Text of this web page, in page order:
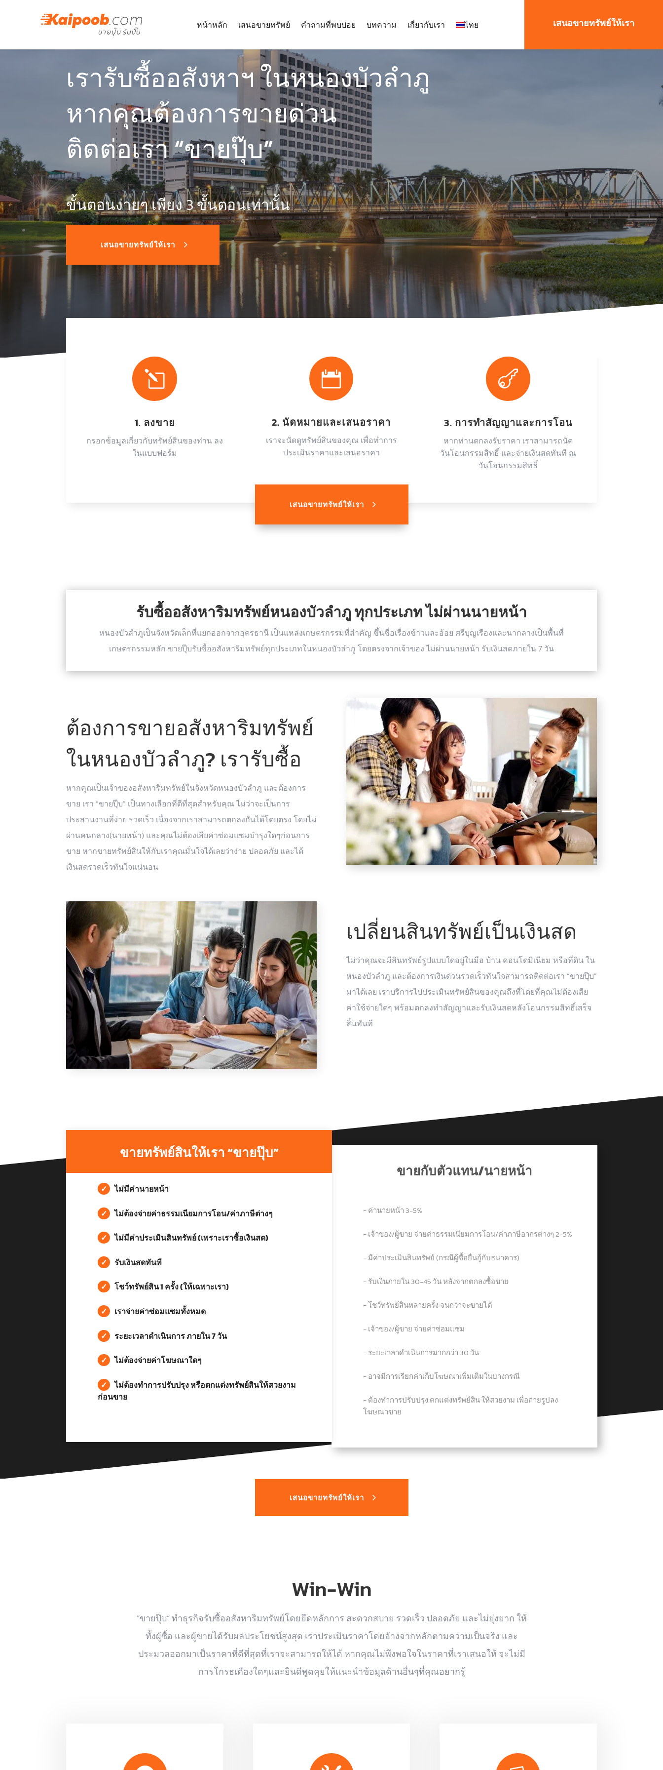
หน้าหลัก เสนอขายทรัพย์ คำถามที่พบบ่อย บทความ เกี่ยวกับเรา ไทย เสนอขายทรัพย์ให้เรา
เรารับซื้ออสังหาฯ ในหนองบัวลำภู
หากคุณต้องการขายด่วน
ติดต่อเรา “ขายปุ๊บ”
ขั้นตอนง่ายๆ เพียง 3 ขั้นตอนเท่านั้น
เสนอขายทรัพย์ให้เรา
l
1. ลงขาย
กรอกข้อมูลเกี่ยวกับทรัพย์สินของท่าน ลง
ในแบบฟอร์ม

2. นัดหมายและเสนอราคา
เราจะนัดดูทรัพย์สินของคุณ เพื่อทำการ
ประเมินราคาและเสนอราคา

3. การทำสัญญาและการโอน
หากท่านตกลงรับราคา เราสามารถนัด
วันโอนกรรมสิทธิ์ และจ่ายเงินสดทันที ณ
วันโอนกรรมสิทธิ์
เสนอขายทรัพย์ให้เรา
รับซื้ออสังหาริมทรัพย์หนองบัวลำภู ทุกประเภท ไม่ผ่านนายหน้า
หนองบัวลำภูเป็นจังหวัดเล็กที่แยกออกจากอุดรธานี เป็นแหล่งเกษตรกรรมที่สำคัญ ขึ้นชื่อเรื่องข้าวและอ้อย ศรีบุญเรืองและนากลางเป็นพื้นที่
เกษตรกรรมหลัก ขายปุ๊บรับซื้ออสังหาริมทรัพย์ทุกประเภทในหนองบัวลำภู โดยตรงจากเจ้าของ ไม่ผ่านนายหน้า รับเงินสดภายใน 7 วัน
ต้องการขายอสังหาริมทรัพย์
ในหนองบัวลำภู? เรารับซื้อ
หากคุณเป็นเจ้าของอสังหาริมทรัพย์ในจังหวัดหนองบัวลำภู และต้องการ
ขาย เรา “ขายปุ๊บ” เป็นทางเลือกที่ดีที่สุดสำหรับคุณ ไม่ว่าจะเป็นการ
ประสานงานที่ง่าย รวดเร็ว เนื่องจากเราสามารถตกลงกันได้โดยตรง โดยไม่
ผ่านคนกลาง(นายหน้า) และคุณไม่ต้องเสียค่าซ่อมแซมบำรุงใดๆก่อนการ
ขาย หากขายทรัพย์สินให้กับเราคุณมั่นใจได้เลยว่าง่าย ปลอดภัย และได้
เงินสดรวดเร็วทันใจแน่นอน
เปลี่ยนสินทรัพย์เป็นเงินสด
ไม่ว่าคุณจะมีสินทรัพย์รูปแบบใดอยู่ในมือ บ้าน คอนโดมิเนียม หรือที่ดิน ใน
หนองบัวลำภู และต้องการเงินด่วนรวดเร็วทันใจสามารถติดต่อเรา “ขายปุ๊บ”
มาได้เลย เราบริการไปประเมินทรัพย์สินของคุณถึงที่โดยที่คุณไม่ต้องเสีย
ค่าใช้จ่ายใดๆ พร้อมตกลงทำสัญญาและรับเงินสดหลังโอนกรรมสิทธิ์เสร็จ
สิ้นทันที
ขายทรัพย์สินให้เรา “ขายปุ๊บ”
✓ ไม่มีค่านายหน้า
✓ ไม่ต้องจ่ายค่าธรรมเนียมการโอน/ค่าภาษีต่างๆ
✓ ไม่มีค่าประเมินสินทรัพย์ (เพราะเราซื้อเงินสด)
✓ รับเงินสดทันที
✓ โชว์ทรัพย์สิน 1 ครั้ง (ให้เฉพาะเรา)
✓ เราจ่ายค่าซ่อมแซมทั้งหมด
✓ ระยะเวลาดำเนินการ ภายใน 7 วัน
✓ ไม่ต้องจ่ายค่าโฆษณาใดๆ
✓
ไม่ต้องทำการปรับปรุง หรือตกแต่งทรัพย์สินให้สวยงาม
ก่อนขาย
ขายกับตัวแทน/นายหน้า
− ค่านายหน้า 3-5%
− เจ้าของ/ผู้ขาย จ่ายค่าธรรมเนียมการโอน/ค่าภาษีอากรต่างๆ 2-5%
− มีค่าประเมินสินทรัพย์ (กรณีผู้ซื้อยื่นกู้กับธนาคาร)
− รับเงินภายใน 30-45 วัน หลังจากตกลงซื้อขาย
− โชว์ทรัพย์สินหลายครั้ง จนกว่าจะขายได้
− เจ้าของ/ผู้ขาย จ่ายค่าซ่อมแซม
− ระยะเวลาดำเนินการมากกว่า 30 วัน
− อาจมีการเรียกค่าเก็บโฆษณาเพิ่มเติมในบางกรณี
− ต้องทำการปรับปรุง ตกแต่งทรัพย์สิน ให้สวยงาม เพื่อถ่ายรูปลง
โฆษณาขาย
เสนอขายทรัพย์ให้เรา
Win-Win
“ขายปุ๊บ” ทำธุรกิจรับซื้ออสังหาริมทรัพย์โดยยึดหลักการ สะดวกสบาย รวดเร็ว ปลอดภัย และไม่ยุ่งยาก ให้
ทั้งผู้ซื้อ และผู้ขายได้รับผลประโยชน์สูงสุด เราประเมินราคาโดยอ้างจากหลักตามความเป็นจริง และ
ประมวลออกมาเป็นราคาที่ดีที่สุดที่เราจะสามารถให้ได้ หากคุณไม่พึงพอใจในราคาที่เราเสนอให้ จะไม่มี
การโกรธเคืองใดๆและยินดีพูดคุยให้แนะนำข้อมูลด้านอื่นๆที่คุณอยากรู้